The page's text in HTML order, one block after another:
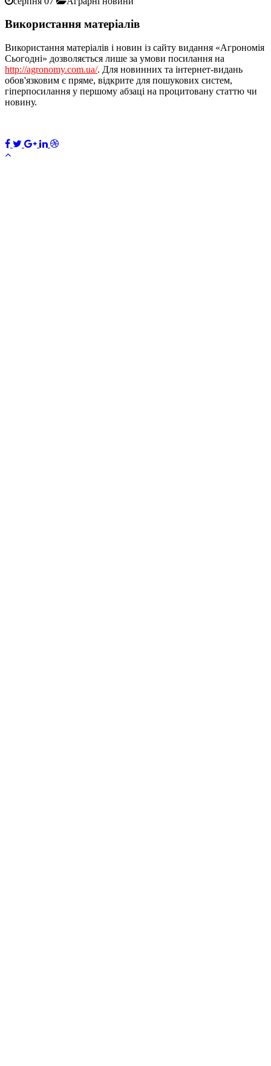
Використання матеріалів
Використання матеріалів і новин із сайту видання «Агрономія
Сьогодні» дозволяється лише за умови посилання на
http://agronomy.com.ua/. Для новинних та інтернет-видань
обов'язковим є пряме, відкрите для пошукових систем,
гіперпосилання у першому абзаці на процитовану статтю чи
новину.